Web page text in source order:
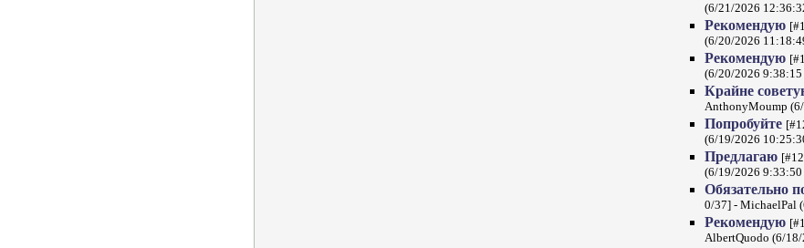
(6/21/2026
Рекомендую
(6/20/2026
Рекомендую
(6/20/2026
Крайне
AnthonyMoump
Попробуйте
(6/19/2026
Предлагаю
(6/19/2026
Обязательно
0/37] - MichaelPal
Рекомендую
AlbertQuodo (6/